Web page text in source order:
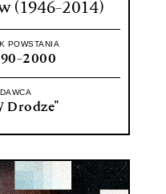
(1946-2014)
POWSTANIA
2000
Drodze"